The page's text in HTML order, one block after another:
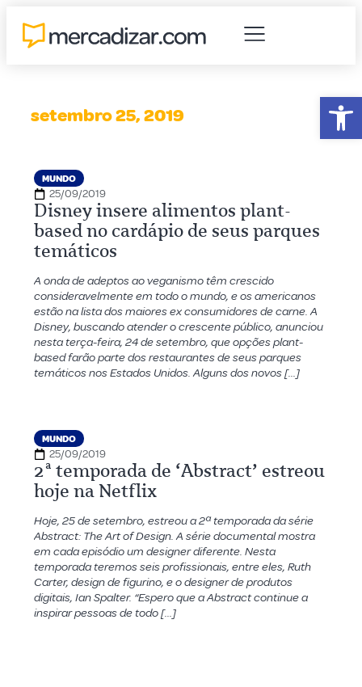
setembro 25, 2019
MUNDO
25/09/2019
Disney insere alimentos plant-
based no cardápio de seus parques
temáticos
A onda de adeptos ao veganismo têm crescido
consideravelmente em todo o mundo, e os americanos
estão na lista dos maiores ex consumidores de carne. A
Disney, buscando atender o crescente público, anunciou
nesta terça-feira, 24 de setembro, que opções plant-
based farão parte dos restaurantes de seus parques
temáticos nos Estados Unidos. Alguns dos novos […]
MUNDO
25/09/2019
2ª temporada de ‘Abstract’ estreou
hoje na Netflix
Hoje, 25 de setembro, estreou a 2ª temporada da série
Abstract: The Art of Design. A série documental mostra
em cada episódio um designer diferente. Nesta
temporada teremos seis profissionais, entre eles, Ruth
Carter, design de figurino, e o designer de produtos
digitais, Ian Spalter. “Espero que a Abstract continue a
inspirar pessoas de todo […]